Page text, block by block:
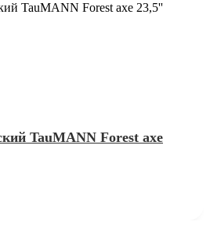
TauMANN Forest axe